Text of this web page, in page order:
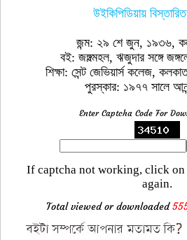
উইকিপিডিয়ায়
জন্ম: ২৯ শে জুন, ১৯৩৬,
বই: জঙ্গল্মহল, ঋজুদার সঙ্গে
শিক্ষা: সেন্ট জেভিয়ার্স কলেজ,
পুরস্কার: ১৯৭৭ সালে
Enter Captcha Code For
If captcha not working, click on
again.
Total viewed or downloaded